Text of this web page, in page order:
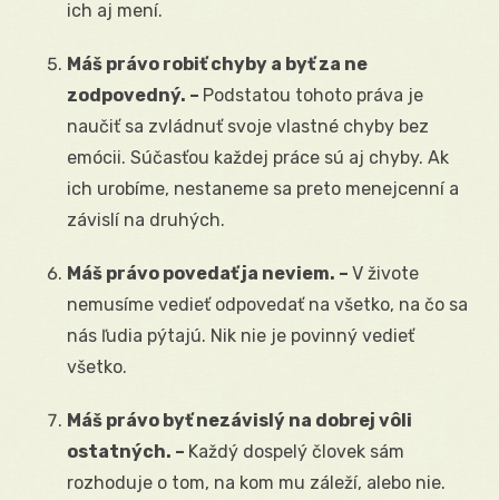
ich aj mení.
Máš právo robiť chyby a byť za ne
zodpovedný. – Podstatou tohoto práva je
naučiť sa zvládnuť svoje vlastné chyby bez
emócii. Súčasťou každej práce sú aj chyby. Ak
ich urobíme, nestaneme sa preto menejcenní a
závislí na druhých.
Máš právo povedať ja neviem. – V živote
nemusíme vedieť odpovedať na všetko, na čo sa
nás ľudia pýtajú. Nik nie je povinný vedieť
všetko.
Máš právo byť nezávislý na dobrej vôli
ostatných. – Každý dospelý človek sám
rozhoduje o tom, na kom mu záleží, alebo nie.